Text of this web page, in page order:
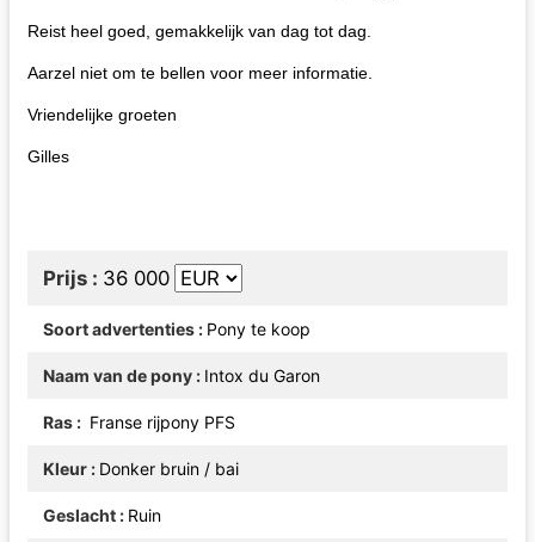
Reist heel goed, gemakkelijk van dag tot dag.
Aarzel niet om te bellen voor meer informatie.
Vriendelijke groeten
Gilles
Prijs 36 000
Soort advertenties Pony te koop
Naam van de pony Intox du Garon
Ras Franse rijpony PFS
Kleur Donker bruin / bai
Geslacht Ruin